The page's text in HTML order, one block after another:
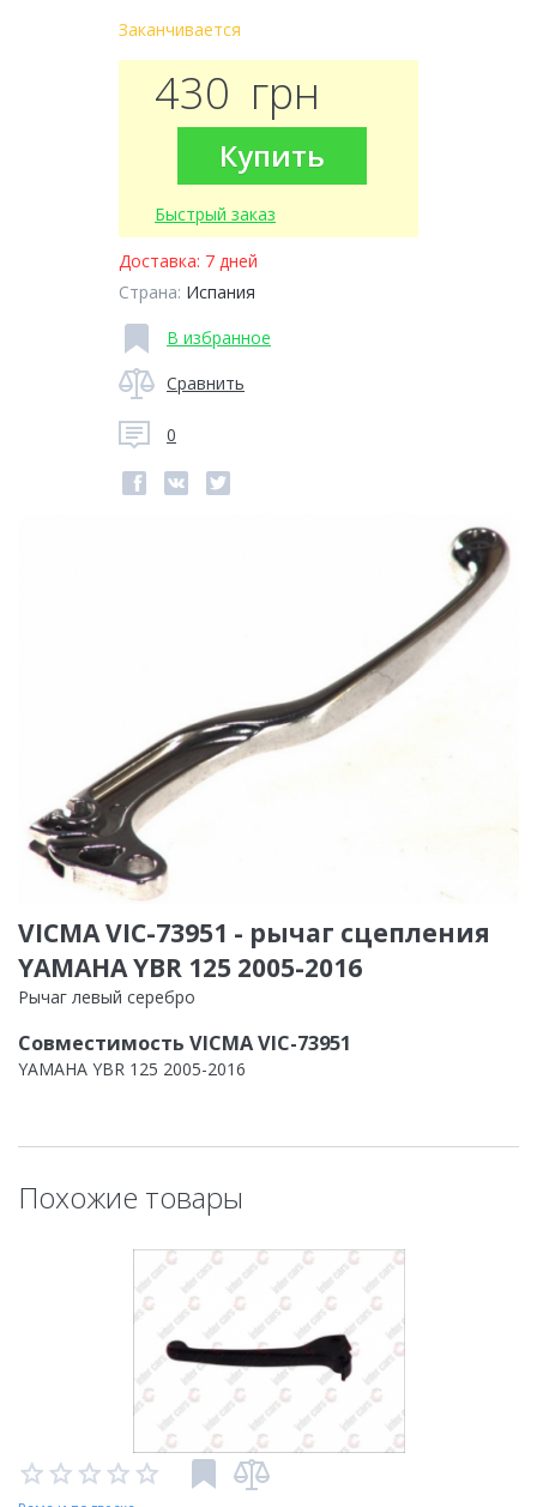
Заканчивается
430 грн
Купить
Быстрый заказ
Доставка: 7 дней
Страна: Испания
В избранное
Сравнить
0
VICMA VIC-73951 - рычаг сцепления
YAMAHA YBR 125 2005-2016
Рычаг левый серебро
Совместимость VICMA VIC-73951
YAMAHA YBR 125 2005-2016
Похожие товары